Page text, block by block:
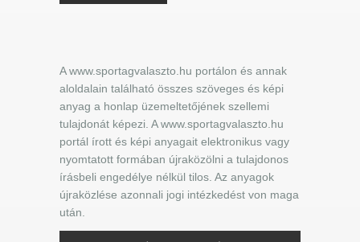
A www.sportagvalaszto.hu portálon és annak
aloldalain található összes szöveges és képi
anyag a honlap üzemeltetőjének szellemi
tulajdonát képezi. A www.sportagvalaszto.hu
portál írott és képi anyagait elektronikus vagy
nyomtatott formában újraközölni a tulajdonos
írásbeli engedélye nélkül tilos. Az anyagok
újraközlése azonnali jogi intézkedést von maga
után.